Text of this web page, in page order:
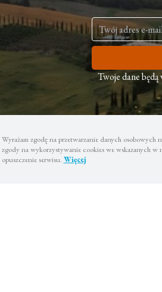
Wyrażam zgodę na przetwarzanie danych osobowych
zgody na wykorzystywanie cookies we wskazanych w
opuszczenie serwisu. Więcej
Twoje dane